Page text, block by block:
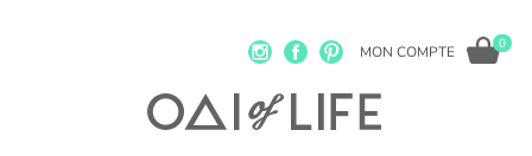
MON COMPTE 0